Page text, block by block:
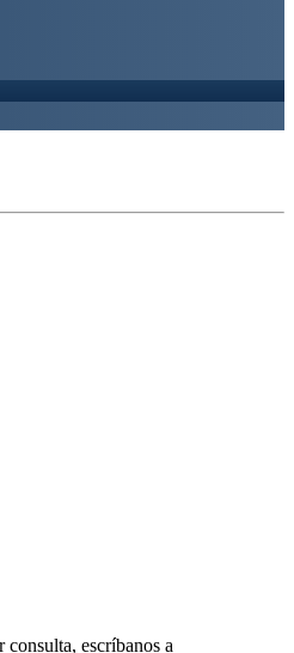
escríbanos a